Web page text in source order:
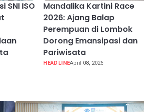
SNI ISO
Mandalika Kartini Race
2026: Ajang Balap
Perempuan di Lombok
Dorong Emansipasi dan
Pariwisata
HEADLINEApril 08, 2026